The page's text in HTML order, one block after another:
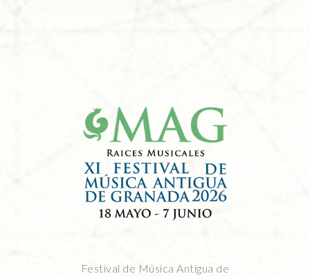
Festival de Música Antigua de